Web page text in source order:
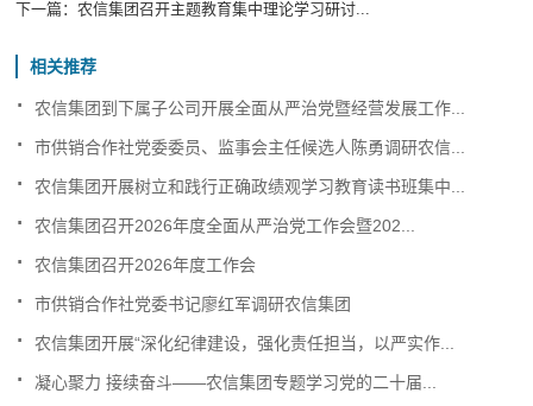
下一篇：农信集团召开主题教育集中理论学习研讨...
相关推荐
农信集团到下属子公司开展全面从严治党暨经营发展工作...
.
市供销合作社党委委员、监事会主任候选人陈勇调研农信...
.
农信集团开展树立和践行正确政绩观学习教育读书班集中...
.
农信集团召开2026年度全面从严治党工作会暨202...
.
农信集团召开2026年度工作会
.
市供销合作社党委书记廖红军调研农信集团
.
农信集团开展“深化纪律建设，强化责任担当，以严实作...
.
凝心聚力 接续奋斗——农信集团专题学习党的二十届...
.